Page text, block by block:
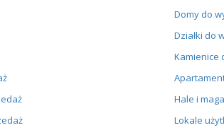
Domy do
Działki do
Kamienice
Hale i
Lokale